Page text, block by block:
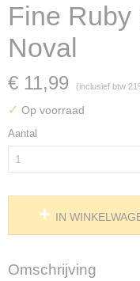
Fine Ruby
Noval
€ 11,99 (inclusief btw
✓ Op voorraad
Aantal
IN
Omschrijving